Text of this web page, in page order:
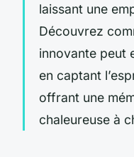
laissant une
Découvrez
innovante peut
en captant
offrant une
chaleureuse à